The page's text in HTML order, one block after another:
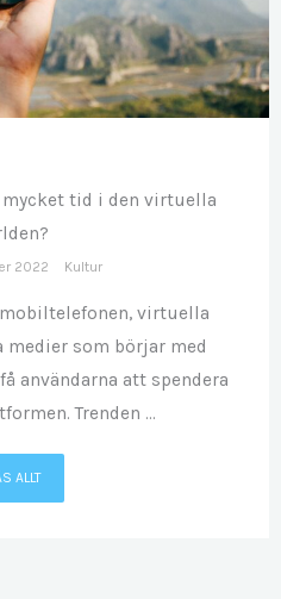
OKT
mycket tid i den virtuella
2022 Kultur
virtuella
medier som börjar med
användarna att spendera
Trenden ...
ALLT